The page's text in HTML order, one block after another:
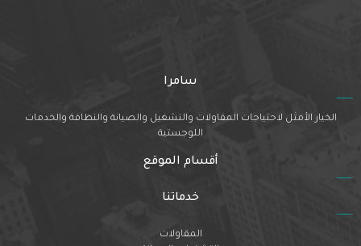
سامرا
الخيار الأمثل لاحتياجات المقاولات والتشغيل والصيانة والنظافة والخدمات
اللوجستية
أقسام الموقع
خدماتنا
المقاولات